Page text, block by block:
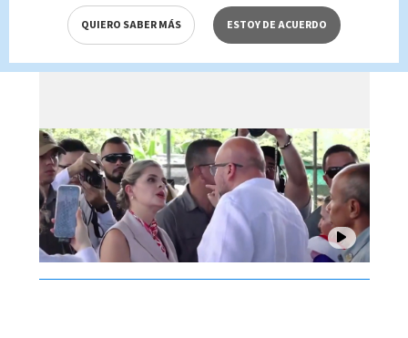
Edgardo Araya insulta a Laura
Fernández en congreso
QUIERO SABER MÁS ESTOY DE ACUERDO